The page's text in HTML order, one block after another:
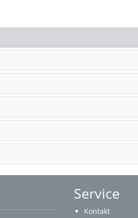
Service
Kontakt